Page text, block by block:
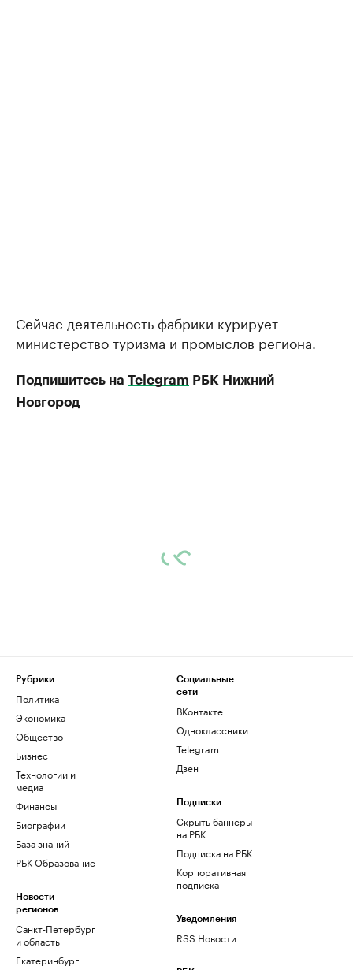
Сейчас деятельность фабрики курирует
министерство туризма и промыслов региона.
Подпишитесь на Telegram РБК Нижний
Новгород
Рубрики
Политика
Экономика
Общество
Бизнес
Технологии и
медиа
Финансы
Биографии
База знаний
РБК Образование
Новости
регионов
Санкт-Петербург
и область
Екатеринбург
Социальные
сети
ВКонтакте
Одноклассники
Telegram
Дзен
Подписки
Скрыть баннеры
на РБК
Подписка на РБК
Корпоративная
подписка
Уведомления
RSS Новости